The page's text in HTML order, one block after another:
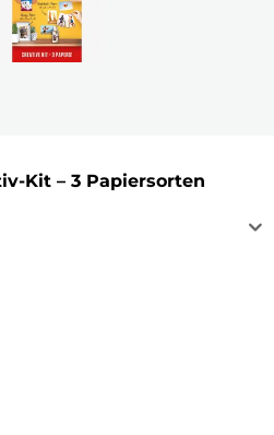
Kit – 3 Papiersorten